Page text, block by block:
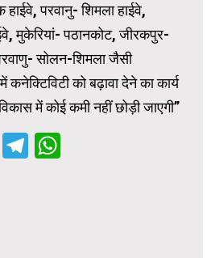
परवानु- शिमला हाईवे,
मुकेरियां- पठानकोट, जीरकपुर-
सोलन-शिमला जैसी
कनेक्टिविटी को बढ़ावा देने का कार्य
में कोई कमी नहीं छोड़ी जाएगी”
Messenger
Telegram